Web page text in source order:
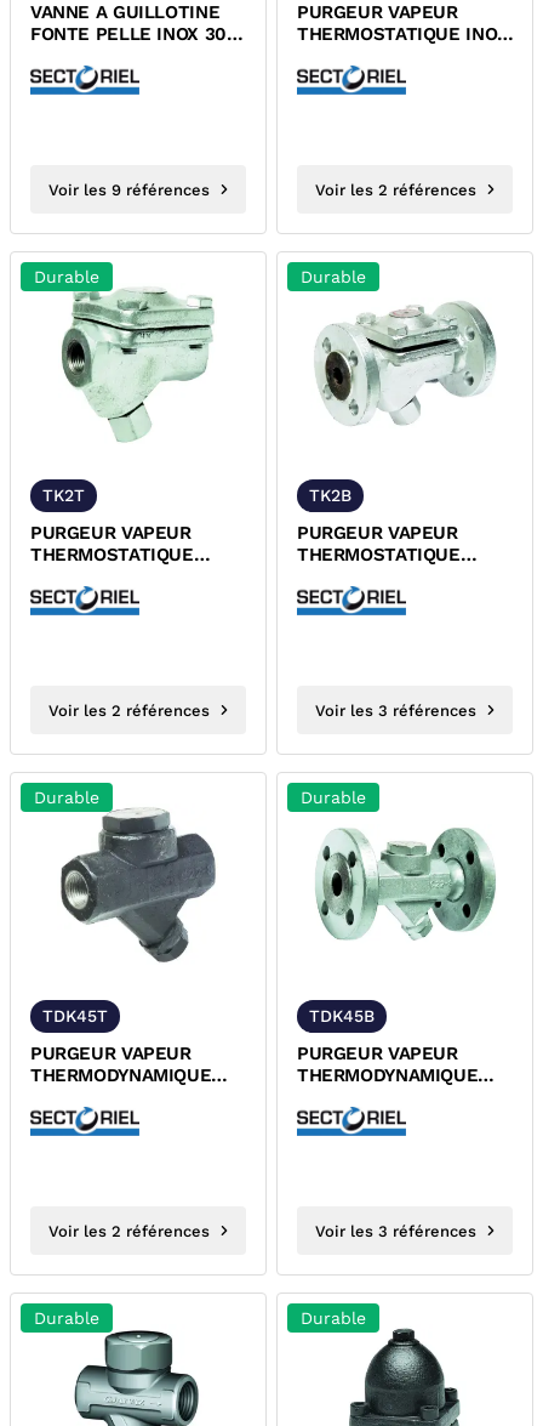
VANNE A GUILLOTINE
FONTE PELLE INOX 304
PNEUMATIQUE DOUBLE
EFFET PN10 DESP
Voir les 9 références
PURGEUR VAPEUR
THERMOSTATIQUE INOX
Voir les 2 références
Durable
TK2T
PURGEUR VAPEUR
THERMOSTATIQUE
TARAUDE PN40 TUV
Voir les 2 références
Durable
TK2B
PURGEUR VAPEUR
THERMOSTATIQUE
BRIDES PN40 TUV DESP
Voir les 3 références
Durable
TDK45T
PURGEUR VAPEUR
THERMODYNAMIQUE
PN40 TUV
Voir les 2 références
Durable
TDK45B
PURGEUR VAPEUR
THERMODYNAMIQUE
PN40 TUV
Voir les 3 références
Durable Durable